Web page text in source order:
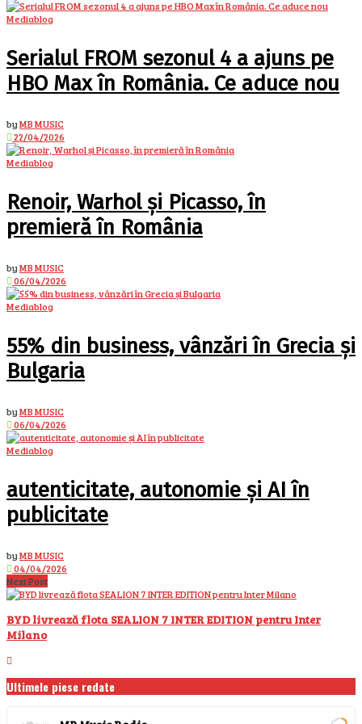
Mediablog
Serialul FROM sezonul 4 a ajuns pe
HBO Max în România. Ce aduce nou
byMB MUSIC
22/04/2026
Mediablog
Renoir, Warhol și Picasso, în
premieră în România
byMB MUSIC
06/04/2026
Mediablog
55% din business, vânzări în Grecia și
Bulgaria
byMB MUSIC
06/04/2026
Mediablog
autenticitate, autonomie și AI în
publicitate
byMB MUSIC
04/04/2026
Next Post
BYD livrează flota SEALION 7 INTER EDITION pentru Inter
Milano
Ultimele piese redate